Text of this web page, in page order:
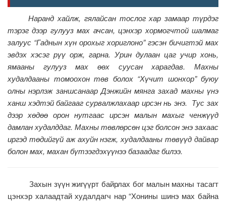
Наранд хайлж, гялайсан тослог хар замаар түрдэг
тэрэг дээр гулууз мах ачсан, цэнхэр хормогчтой шалмаг
залуус “Гаднын хүн орохыг хориглоно” гэсэн бичигтэй мах
эвдэх хэсэг рүү орж, гарна. Урин дулаан цаг учир хонь,
ямааны гулууз мах өөх суусан харагдав. Махны
худалдааны томоохон төв болох “Хүчит шонхор” буюу
олны нэрлэж заншсанаар Дэнжийн мянга захад махны үнэ
ханш хэдтэй байгааг сурвалжлахаар ирсэн нь энэ. Тус зах
дээр хөдөө орон нутгаас ирсэн малын махыг ченжүүд
дамлан худалддаг. Махны төвлөрсөн цэг болсон энэ захаас
иргэд төдийгүй аж ахуйн нэгж, худалдааны төвүүд дайвар
болон мах, махан бүтээгдэхүүнээ базаадаг билээ.
Захын зүүн жигүүрт байрлах бог малын махны тасагт
цэнхэр халаадтай худалдагч нар “Хонины шинэ мах байна